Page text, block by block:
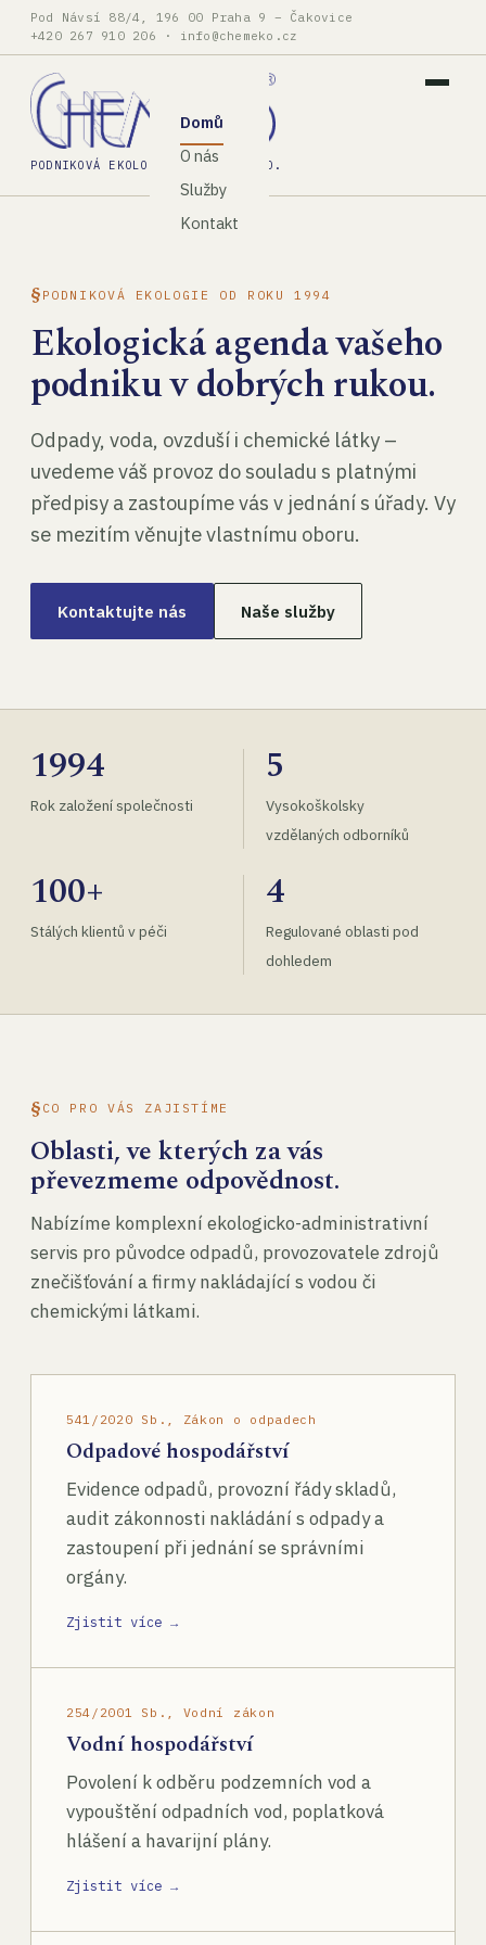
Pod Návsí 88/4, 196 00 Praha 9 – Čakovice
+420 267 910 206 · info@chemeko.cz
PODNIKOVÁ EKOLOGIE, SPOL. S R.O.
Domů
O nás
Služby
Kontakt
PODNIKOVÁ EKOLOGIE OD ROKU 1994
Ekologická agenda vašeho
podniku v dobrých rukou.
Odpady, voda, ovzduší i chemické látky –
uvedeme váš provoz do souladu s platnými
předpisy a zastoupíme vás v jednání s úřady. Vy
se mezitím věnujte vlastnímu oboru.
Kontaktujte nás Naše služby
1994
Rok založení společnosti
5
Vysokoškolsky
vzdělaných odborníků
100+
Stálých klientů v péči
4
Regulované oblasti pod
dohledem
CO PRO VÁS ZAJISTÍME
Oblasti, ve kterých za vás
převezmeme odpovědnost.
Nabízíme komplexní ekologicko-administrativní
servis pro původce odpadů, provozovatele zdrojů
znečišťování a firmy nakládající s vodou či
chemickými látkami.
541/2020 Sb., Zákon o odpadech
Odpadové hospodářství
Evidence odpadů, provozní řády skladů,
audit zákonnosti nakládání s odpady a
zastoupení při jednání se správními
orgány.
Zjistit více →
254/2001 Sb., Vodní zákon
Vodní hospodářství
Povolení k odběru podzemních vod a
vypouštění odpadních vod, poplatková
hlášení a havarijní plány.
Zjistit více →